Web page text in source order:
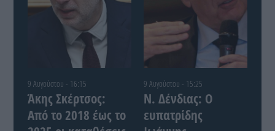
9 Αυγούστου - 16:15
Άκης Σκέρτσος:
Από το 2018 έως το
9 Αυγούστου - 15:25
Ν. Δένδιας: Ο
ευπατρίδης